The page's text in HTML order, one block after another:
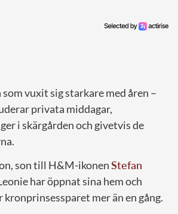
vuxit sig starkare med åren –
privata middagar,
i skärgården och givetvis de
son till H&M-ikonenStefan
har öppnat sina hem och
mer än en gång.